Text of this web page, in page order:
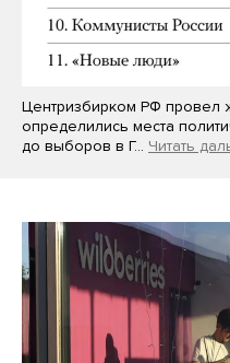
Центризбирком РФ провел
определились места
до выборов в Г… Читать